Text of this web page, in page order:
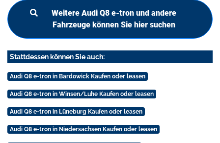
Weitere Audi Q8 e-tron und andere
Fahrzeuge können Sie hier suchen
Stattdessen können Sie auch:
Audi Q8 e-tron in Bardowick Kaufen oder leasen
Audi Q8 e-tron in Winsen/Luhe Kaufen oder leasen
Audi Q8 e-tron in Lüneburg Kaufen oder leasen
Audi Q8 e-tron in Niedersachsen Kaufen oder leasen